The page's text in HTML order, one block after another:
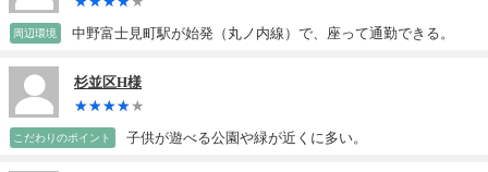
周辺環境 中野富士見町駅が始発（丸ノ内線）で、座って通勤できる。
杉並区H様
こだわりのポイント 子供が遊べる公園や緑が近くに多い。